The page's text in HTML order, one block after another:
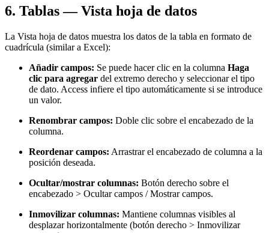
6. Tablas — Vista hoja de datos
La Vista hoja de datos muestra los datos de la tabla en formato de
cuadrícula (similar a Excel):
Añadir campos: Se puede hacer clic en la columna Haga
clic para agregar del extremo derecho y seleccionar el tipo
de dato. Access infiere el tipo automáticamente si se introduce
un valor.
Renombrar campos: Doble clic sobre el encabezado de la
columna.
Reordenar campos: Arrastrar el encabezado de columna a la
posición deseada.
Ocultar/mostrar columnas: Botón derecho sobre el
encabezado > Ocultar campos / Mostrar campos.
Inmovilizar columnas: Mantiene columnas visibles al
desplazar horizontalmente (botón derecho > Inmovilizar